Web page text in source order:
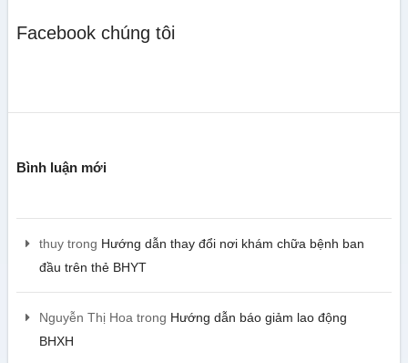
Facebook chúng tôi
Bình luận mới
thuytrong Hướng dẫn thay đổi nơi khám chữa bệnh ban
đầu trên thẻ BHYT
Nguyễn Thị Hoa trong Hướng dẫn báo giảm lao động
BHXH